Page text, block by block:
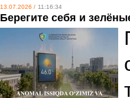
13.07.2026 / 11:16:34
Берегите себя и